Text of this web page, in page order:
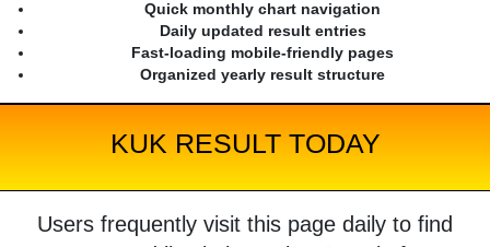
Quick monthly chart navigation
Daily updated result entries
Fast-loading mobile-friendly pages
Organized yearly result structure
KUK RESULT TODAY
Users frequently visit this page daily to find